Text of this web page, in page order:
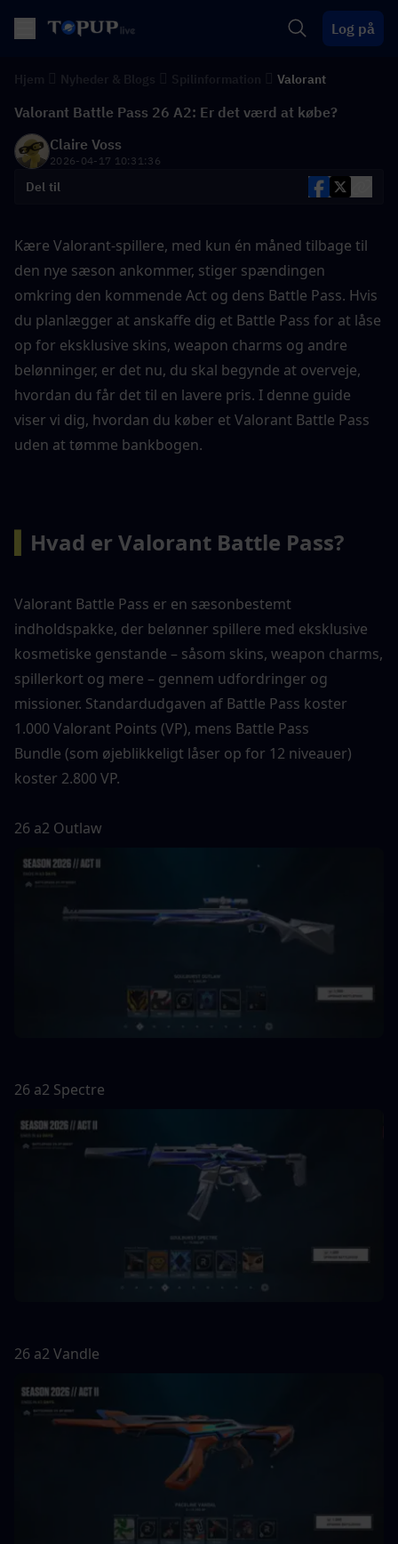
Log på
Valorant
Valorant Battle Pass 26 A2: Er det værd at købe?
Claire Voss
2026-04-17 10:31:36
Del til
Kære Valorant-spillere, med kun én måned tilbage til
den nye sæson ankommer, stiger spændingen
omkring den kommende Act og dens Battle Pass. Hvis
du planlægger at anskaffe dig et Battle Pass for at låse
op for eksklusive skins, weapon charms og andre
belønninger, er det nu, du skal begynde at overveje,
hvordan du får det til en lavere pris. I denne guide
viser vi dig, hvordan du køber et Valorant Battle Pass
uden at tømme bankbogen.
Hvad er Valorant Battle Pass?
Valorant Battle Pass er en sæsonbestemt
indholdspakke, der belønner spillere med eksklusive
kosmetiske genstande – såsom skins, weapon charms,
spillerkort og mere – gennem udfordringer og
missioner. Standardudgaven af Battle Pass koster
1.000 Valorant Points (VP), mens Battle Pass
Bundle (som øjeblikkeligt låser op for 12 niveauer)
koster 2.800 VP.
26 a2 Outlaw
26 a2 Spectre
26 a2 Vandle